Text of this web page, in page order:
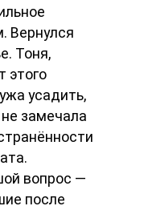
Вернулся
Тоня,
этого
усадить,
замечала
вопрос —
после